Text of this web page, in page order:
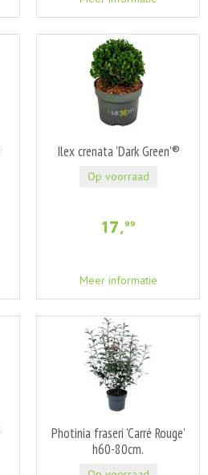
Ilex crenata 'Dark Green'®
17,99
Meer informatie
Op voorraad
Photinia fraseri 'Carré Rouge'
h60-80cm.